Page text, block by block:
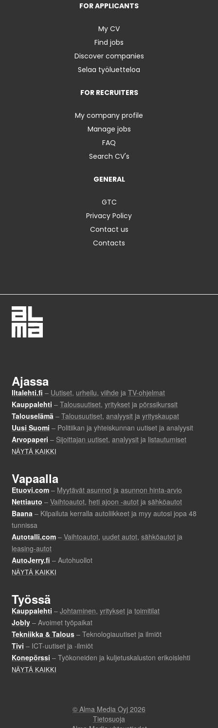
FOR APPLICANTS
My CV
Find jobs
Discover companies
Selaa työluetteloa
FOR RECRUITERS
My company profile
Manage jobs
FAQ
Search CV's
GENERAL
GTC
Privacy Policy
Contact us
Contacts